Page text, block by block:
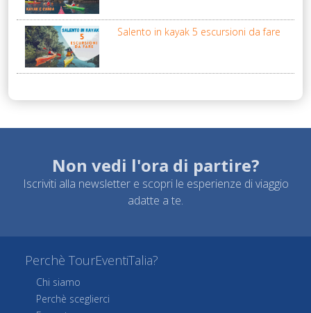
Salento in kayak 5 escursioni da fare
Non vedi l'ora di partire?
Iscriviti alla newsletter e scopri le esperienze di viaggio
adatte a te.
Perchè TourEventiTalia?
Chi siamo
Perchè sceglierci